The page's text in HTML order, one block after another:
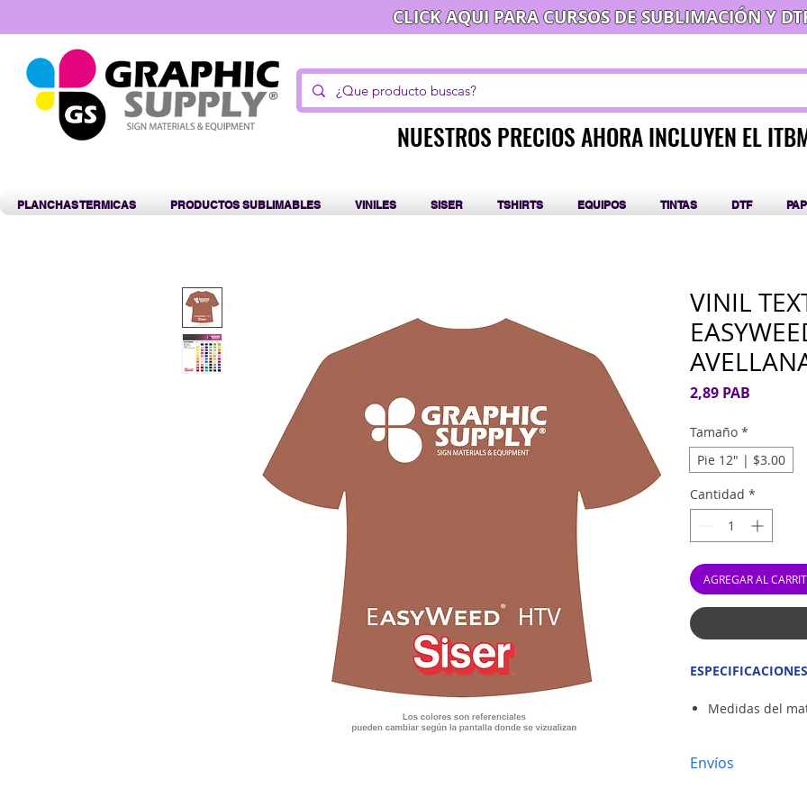
CLICK AQUI PARA CURSOS DE SUBLIMACIÓN Y
NUESTROS PRECIOS AHORA INCLUYEN EL
NUESTROS PRECIOS AHORA INCLUYEN EL
PLANCHAS TERMICAS PRODUCTOS SUBLIMABLES VINILES SISER TSHIRTS EQUIPOS TINTAS DTF
VINIL
2,89 PAB
Tamaño *
Pie 12" | $3.00
Cantidad *
AGREGAR AL
Medidas del
Acabado semi
Envíos